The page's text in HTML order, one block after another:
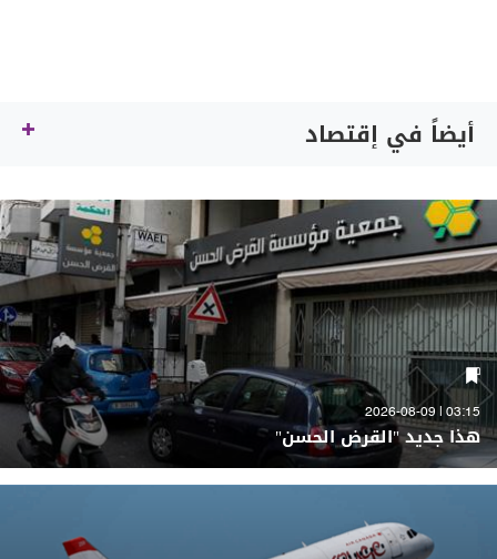
أيضاً في إقتصاد
03:15 | 2026-08-09
هذا جديد "القرض الحسن"